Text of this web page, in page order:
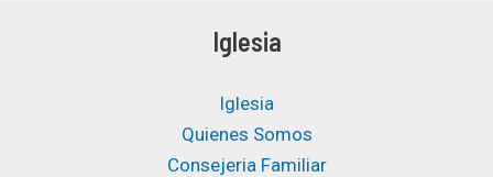
Iglesia
Iglesia
Quienes Somos
Consejeria Familiar